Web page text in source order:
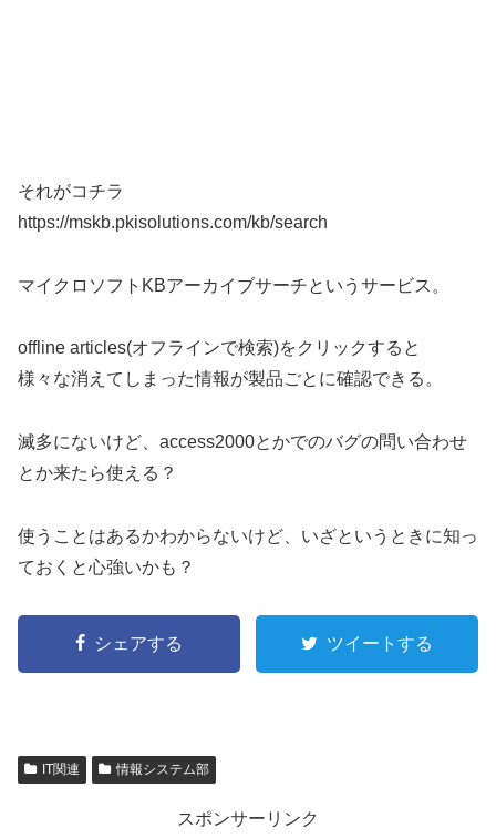
それがコチラ
https://mskb.pkisolutions.com/kb/search
マイクロソフトKBアーカイブサーチというサービス。
offline articles(オフラインで検索)をクリックすると
様々な消えてしまった情報が製品ごとに確認できる。
滅多にないけど、access2000とかでのバグの問い合わせ
とか来たら使える？
使うことはあるかわからないけど、いざというときに知っ
ておくと心強いかも？
シェアする ツイートする
IT関連 情報システム部
スポンサーリンク